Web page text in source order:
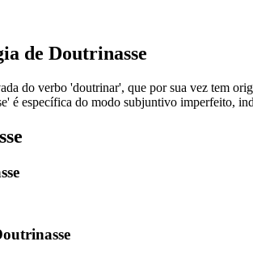
de Doutrinasse
do verbo 'doutrinar', que por sua vez tem
é específica do modo subjuntivo imperfeito,